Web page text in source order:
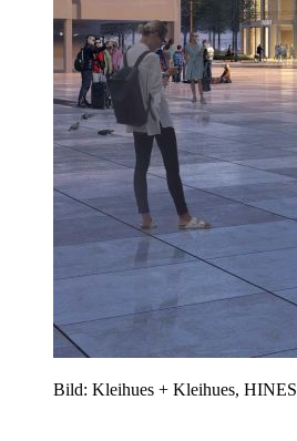
Bild: Kleihues + Kleihues, HINES